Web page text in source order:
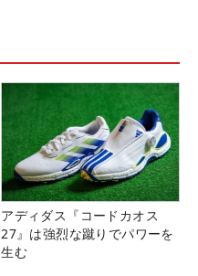
アディダス『コードカオス
27』は強烈な蹴りでパワーを
生む